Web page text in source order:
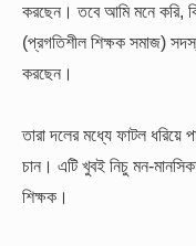
করছেন। তবে আমি মনে করি,
(প্রগতিশীল শিক্ষক সমাজ)
করছেন।
তারা দলের মধ্যে ফাটল ধরিয়ে
চান। এটি খুবই নিচু মন-
শিক্ষক।